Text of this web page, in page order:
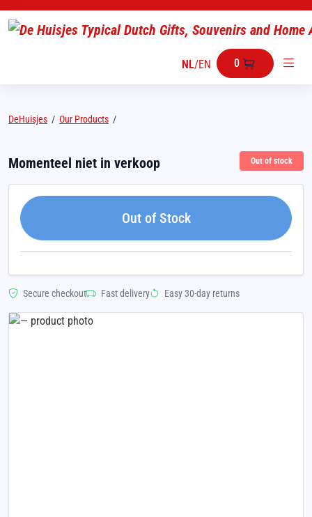
NL/EN 0
DeHuisjes / Our Products /
Momenteel niet in verkoop Out of stock
Out of Stock
Secure checkout Fast delivery Easy 30-day returns